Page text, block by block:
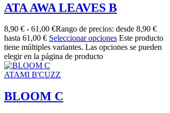
ATA AWA LEAVES B
8,90 € - 61,00 €Rango de precios: desde 8,90 €
hasta 61,00 € Seleccionar opciones Este producto
tiene múltiples variantes. Las opciones se pueden
elegir en la página de producto
ATAMI B'CUZZ
BLOOM C